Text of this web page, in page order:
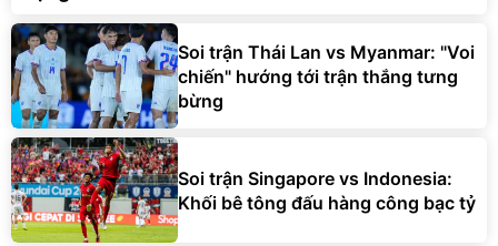
Soi trận Thái Lan vs Myanmar: "Voi
chiến" hướng tới trận thắng tưng
bừng
Soi trận Singapore vs Indonesia:
Khối bê tông đấu hàng công bạc tỷ